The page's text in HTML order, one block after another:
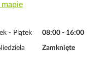
mapie
- Piątek 08:00 - 16:00
Zamknięte